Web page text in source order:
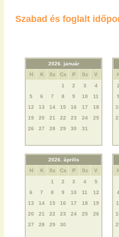
Szabad és foglalt
2026. január
H
K Sz Cs P Sz
V
1
2 3
4
5
6 7 8 9 10
11
12
13 14 15 16 17
18
19
20 21 22 23 24
25
26
27 28 29 30 31
2
9
2026. április
H
K Sz Cs P Sz
V
1
2 3 4
5
6
7 8 9 10 11
12
13
14 15 16 17 18
19
20
21 22 23 24 25
26
27
28 29 30